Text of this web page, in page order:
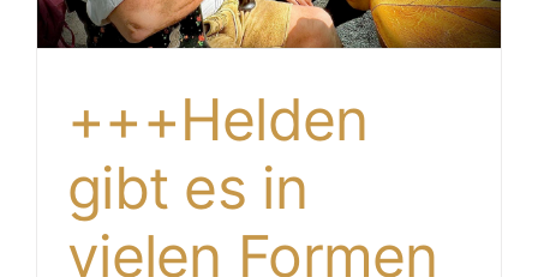
+++Helden
gibt es in
vielen Formen